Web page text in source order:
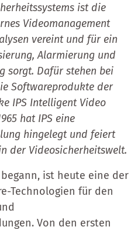
ist die
Videomanagement
vereint und für ein
Alarmierung und
sorgt. Dafür stehen bei
Softwareprodukte der
IPS Intelligent Video
hat IPS eine
hingelegt und feiert
der Videosicherheitswelt.
ist heute eine der
Technologien für den
Von den ersten